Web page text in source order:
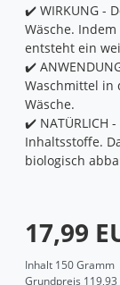
✔️ WIRKUNG -
Wäsche.
entsteht ein
✔️
Waschmittel in
Wäsche.
✔️ NATÜRLICH
Inhaltsstoffe.
biologisch
17,99
Inhalt 150Gramm
Grundpreis